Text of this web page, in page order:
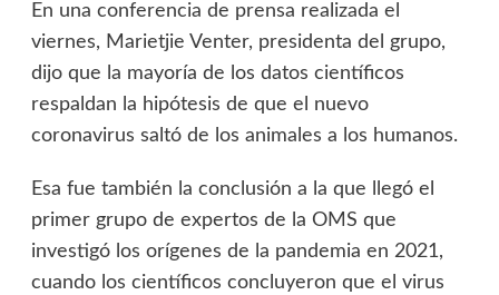
En una conferencia de prensa realizada el
viernes, Marietjie Venter, presidenta del grupo,
dijo que la mayoría de los datos científicos
respaldan la hipótesis de que el nuevo
coronavirus saltó de los animales a los humanos.
Esa fue también la conclusión a la que llegó el
primer grupo de expertos de la OMS que
investigó los orígenes de la pandemia en 2021,
cuando los científicos concluyeron que el virus